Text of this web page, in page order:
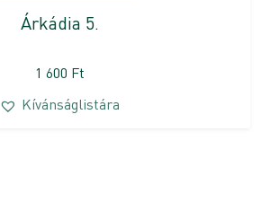
Árkádia 5.
1 600 Ft
Kívánságlistára